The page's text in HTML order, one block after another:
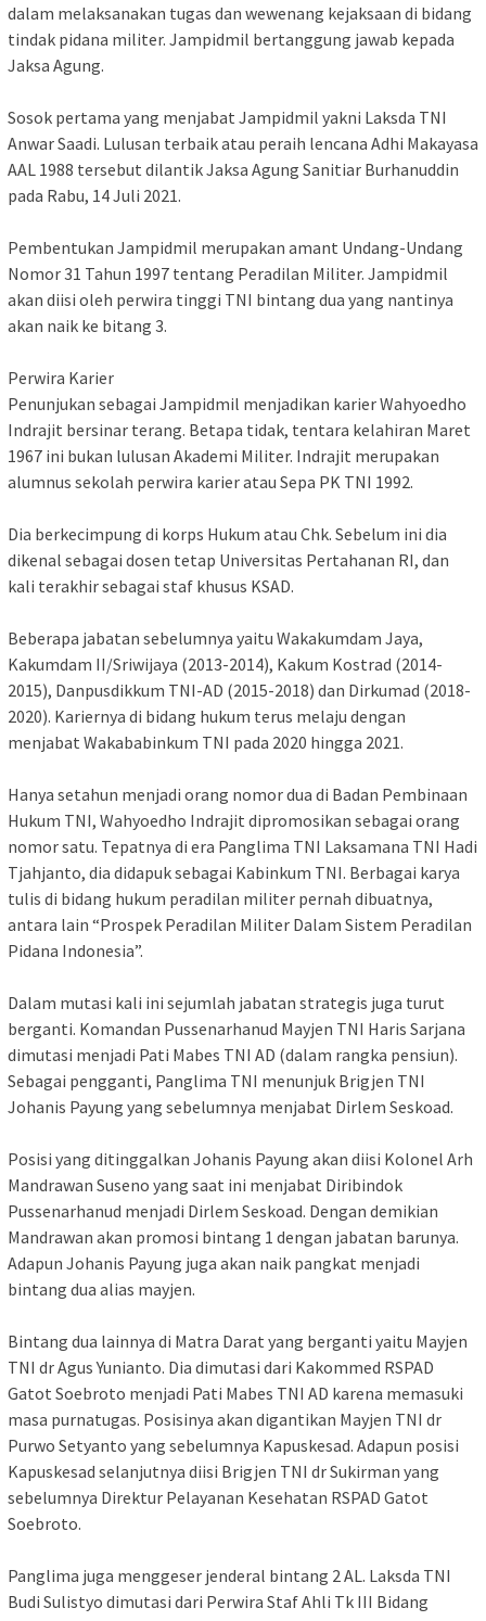
dalam melaksanakan tugas dan wewenang kejaksaan di bidang
tindak pidana militer. Jampidmil bertanggung jawab kepada
Jaksa Agung.
Sosok pertama yang menjabat Jampidmil yakni Laksda TNI
Anwar Saadi. Lulusan terbaik atau peraih lencana Adhi Makayasa
AAL 1988 tersebut dilantik Jaksa Agung Sanitiar Burhanuddin
pada Rabu, 14 Juli 2021.
Pembentukan Jampidmil merupakan amant Undang-Undang
Nomor 31 Tahun 1997 tentang Peradilan Militer. Jampidmil
akan diisi oleh perwira tinggi TNI bintang dua yang nantinya
akan naik ke bitang 3.
Perwira Karier
Penunjukan sebagai Jampidmil menjadikan karier Wahyoedho
Indrajit bersinar terang. Betapa tidak, tentara kelahiran Maret
1967 ini bukan lulusan Akademi Militer. Indrajit merupakan
alumnus sekolah perwira karier atau Sepa PK TNI 1992.
Dia berkecimpung di korps Hukum atau Chk. Sebelum ini dia
dikenal sebagai dosen tetap Universitas Pertahanan RI, dan
kali terakhir sebagai staf khusus KSAD.
Beberapa jabatan sebelumnya yaitu Wakakumdam Jaya,
Kakumdam II/Sriwijaya (2013-2014), Kakum Kostrad (2014-
2015), Danpusdikkum TNI-AD (2015-2018) dan Dirkumad (2018-
2020). Kariernya di bidang hukum terus melaju dengan
menjabat Wakababinkum TNI pada 2020 hingga 2021.
Hanya setahun menjadi orang nomor dua di Badan Pembinaan
Hukum TNI, Wahyoedho Indrajit dipromosikan sebagai orang
nomor satu. Tepatnya di era Panglima TNI Laksamana TNI Hadi
Tjahjanto, dia didapuk sebagai Kabinkum TNI. Berbagai karya
tulis di bidang hukum peradilan militer pernah dibuatnya,
antara lain “Prospek Peradilan Militer Dalam Sistem Peradilan
Pidana Indonesia”.
Dalam mutasi kali ini sejumlah jabatan strategis juga turut
berganti. Komandan Pussenarhanud Mayjen TNI Haris Sarjana
dimutasi menjadi Pati Mabes TNI AD (dalam rangka pensiun).
Sebagai pengganti, Panglima TNI menunjuk Brigjen TNI
Johanis Payung yang sebelumnya menjabat Dirlem Seskoad.
Posisi yang ditinggalkan Johanis Payung akan diisi Kolonel Arh
Mandrawan Suseno yang saat ini menjabat Diribindok
Pussenarhanud menjadi Dirlem Seskoad. Dengan demikian
Mandrawan akan promosi bintang 1 dengan jabatan barunya.
Adapun Johanis Payung juga akan naik pangkat menjadi
bintang dua alias mayjen.
Bintang dua lainnya di Matra Darat yang berganti yaitu Mayjen
TNI dr Agus Yunianto. Dia dimutasi dari Kakommed RSPAD
Gatot Soebroto menjadi Pati Mabes TNI AD karena memasuki
masa purnatugas. Posisinya akan digantikan Mayjen TNI dr
Purwo Setyanto yang sebelumnya Kapuskesad. Adapun posisi
Kapuskesad selanjutnya diisi Brigjen TNI dr Sukirman yang
sebelumnya Direktur Pelayanan Kesehatan RSPAD Gatot
Soebroto.
Panglima juga menggeser jenderal bintang 2 AL. Laksda TNI
Budi Sulistyo dimutasi dari Perwira Staf Ahli Tk III Bidang